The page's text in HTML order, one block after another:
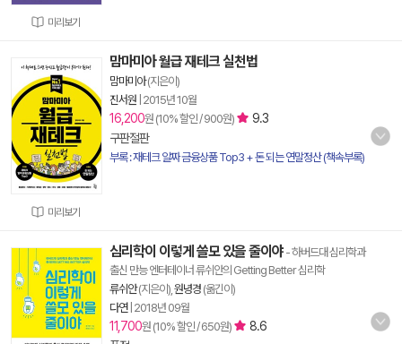
미리보기
미리보기
맘마미아 월급 재테크 실천법
맘마미아(지은이)
진서원 2015년 10월
16,200원 (10% 할인 / 900원)
9.3
구판절판
부록 : 재테크 알짜 금융상품 Top3 + 돈 되는 연말정산 (책속부록)
심리학이 이렇게 쓸모 있을 줄이야 - 하버드대 심리학과
출신 만능 엔터테이너 류쉬안의 Getting Better 심리학
류쉬안(지은이), 원녕경 (옮긴이)
다연| 2018년 09월
11,700원 (10% 할인 / 650원)
8.6